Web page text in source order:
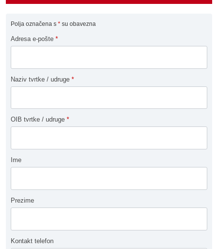
Polja označena s * su obavezna
Adresa e-pošte *
Naziv tvrtke / udruge *
OIB tvrtke / udruge *
Ime
Prezime
Kontakt telefon